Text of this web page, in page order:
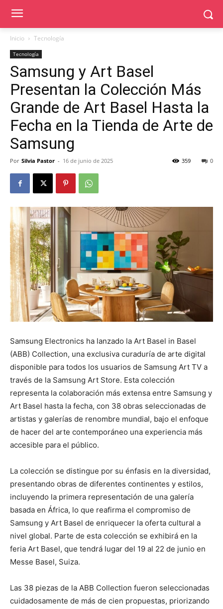
Inicio Tecnología
Tecnología
Samsung y Art Basel
Presentan la Colección Más
Grande de Art Basel Hasta la
Fecha en la Tienda de Arte de
Samsung
Por Silvia Pastor - 16 de junio de 2025 0
359
Samsung Electronics ha lanzado la Art Basel in Basel
(ABB) Collection, una exclusiva curaduría de arte digital
disponible para todos los usuarios de Samsung Art TV a
través de la Samsung Art Store. Esta colección
representa la colaboración más extensa entre Samsung y
Art Basel hasta la fecha, con 38 obras seleccionadas de
artistas y galerías de renombre mundial, bajo el enfoque
de hacer del arte contemporáneo una experiencia más
accesible para el público.
La colección se distingue por su énfasis en la diversidad,
presentando obras de diferentes continentes y estilos,
incluyendo la primera representación de una galería
basada en África, lo que reafirma el compromiso de
Samsung y Art Basel de enriquecer la oferta cultural a
nivel global. Parte de esta colección se exhibirá en la
feria Art Basel, que tendrá lugar del 19 al 22 de junio en
Messe Basel, Suiza.
Las 38 piezas de la ABB Collection fueron seleccionadas
cuidadosamente de más de cien propuestas, priorizando